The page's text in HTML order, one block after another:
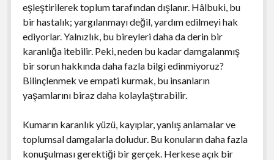
eşleştirilerek toplum tarafından dışlanır. Hâlbuki, bu
bir hastalık; yargılanmayı değil, yardım edilmeyi hak
ediyorlar. Yalnızlık, bu bireyleri daha da derin bir
karanlığa itebilir. Peki, neden bu kadar damgalanmış
bir sorun hakkında daha fazla bilgi edinmiyoruz?
Bilinçlenmek ve empati kurmak, bu insanların
yaşamlarını biraz daha kolaylaştırabilir.
Kumarın karanlık yüzü, kayıplar, yanlış anlamalar ve
toplumsal damgalarla doludur. Bu konuların daha fazla
konuşulması gerektiği bir gerçek. Herkese açık bir